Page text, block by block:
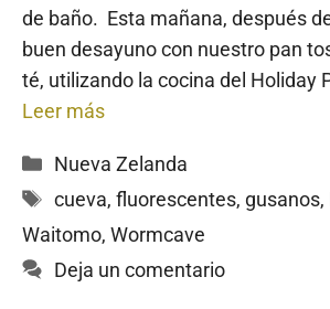
de baño. Esta mañana, después
buen desayuno con nuestro pan
té, utilizando la cocina del Holiday
Leer más
Categorías
Nueva Zelanda
Etiquetas
cueva, fluorescentes, gusanos,
Waitomo, Wormcave
Deja un comentario